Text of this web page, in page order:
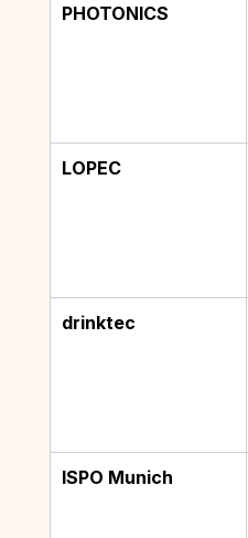
PHOTONICS
LOPEC
drinktec
ISPO Munich